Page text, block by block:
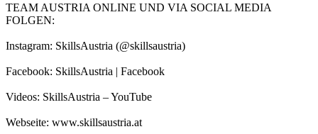
TEAM AUSTRIA ONLINE UND VIA SOCIAL MEDIA
FOLGEN:
Instagram: SkillsAustria (@skillsaustria)
Facebook: SkillsAustria | Facebook
Videos: SkillsAustria – YouTube
Webseite: www.skillsaustria.at